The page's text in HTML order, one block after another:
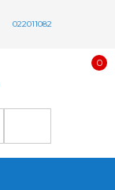
022011082
0